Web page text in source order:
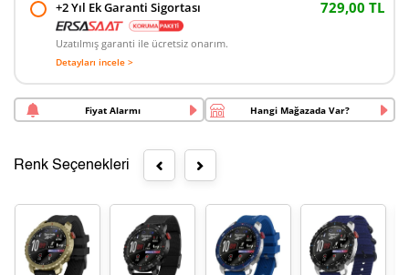
+2 Yıl Ek Garanti Sigortası 729,00 TL
Uzatılmış garanti ile ücretsiz onarım.
Detayları incele >
Fiyat Alarmı Hangi Mağazada Var?
Renk Seçenekleri